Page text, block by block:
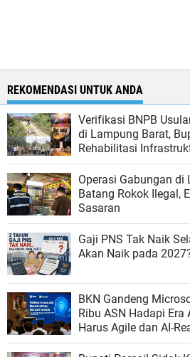
REKOMENDASI UNTUK ANDA
Verifikasi BNPB
di Lampung Barat,
Rehabilitasi
Direalisasikan
Operasi Gabungan
Batang Rokok Ilegal,
Sasaran
Gaji PNS Tak Naik
Akan Naik pada
BKN Gandeng
Ribu ASN Hadapi Era
Harus Agile dan AI-